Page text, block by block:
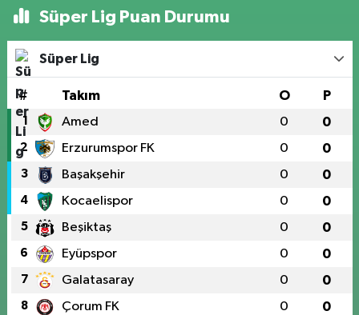
Süper Lig Puan Durumu
Süper Lig
# Takım O P
1 Amed 0 0
2 Erzurumspor FK 0 0
3 Başakşehir 0 0
4 Kocaelispor 0 0
5 Beşiktaş 0 0
6 Eyüpspor 0 0
7 Galatasaray 0 0
8 Çorum FK 0 0